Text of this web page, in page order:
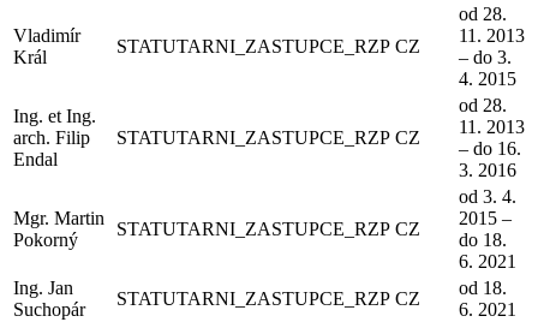
Vladimír
Král
STATUTARNI_ZASTUPCE_RZP CZ
od 28.
11. 2013
– do 3.
4. 2015
Ing. et Ing.
arch. Filip
Endal
STATUTARNI_ZASTUPCE_RZP CZ
od 28.
11. 2013
– do 16.
3. 2016
Mgr. Martin
Pokorný
STATUTARNI_ZASTUPCE_RZP CZ
od 3. 4.
2015 –
do 18.
6. 2021
Ing. Jan
Suchopár
STATUTARNI_ZASTUPCE_RZP CZ
od 18.
6. 2021